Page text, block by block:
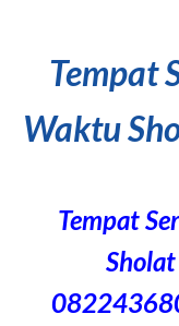
Tempat
Waktu
Tempat